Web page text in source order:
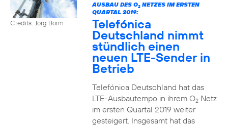
Credits: Jörg Borm
AUSBAU DES O2NETZES IM ERSTEN
QUARTAL 2019:
Telefónica
Deutschland nimmt
stündlich einen
neuen LTE-Sender in
Betrieb
Telefónica Deutschland hat das
LTE-Ausbautempo in ihrem O2Netz
im ersten Quartal 2019 weiter
gesteigert. Insgesamt hat das